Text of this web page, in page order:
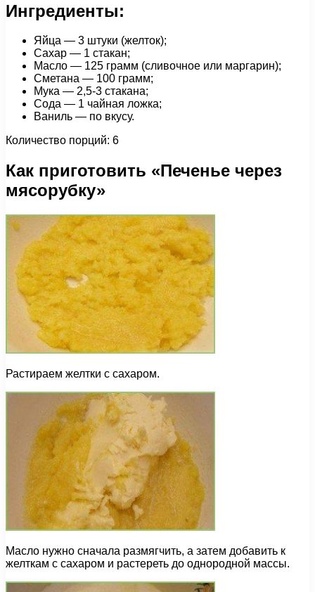
Ингредиенты:
Яйца — 3 штуки (желток);
Сахар — 1 стакан;
Масло — 125 грамм (сливочное или маргарин);
Сметана — 100 грамм;
Мука — 2,5-3 стакана;
Сода — 1 чайная ложка;
Ваниль — по вкусу.
Количество порций: 6
Как приготовить «Печенье через
мясорубку»
Растираем желтки с сахаром.
Масло нужно сначала размягчить, а затем добавить к
желткам с сахаром и растереть до однородной массы.